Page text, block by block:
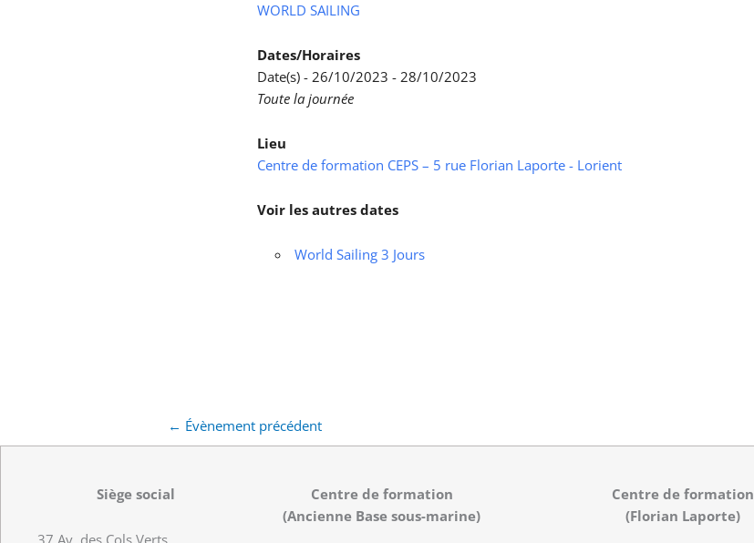
WORLD SAILING
Dates/Horaires
Date(s) - 26/10/2023 - 28/10/2023
Toute la journée
Lieu
Centre de formation CEPS – 5 rue Florian Laporte - Lorient
Voir les autres dates
World Sailing 3 Jours
← Évènement précédent
Siège social
Centre de formation
(Ancienne Base sous-marine)
Centre de formation
(Florian Laporte)